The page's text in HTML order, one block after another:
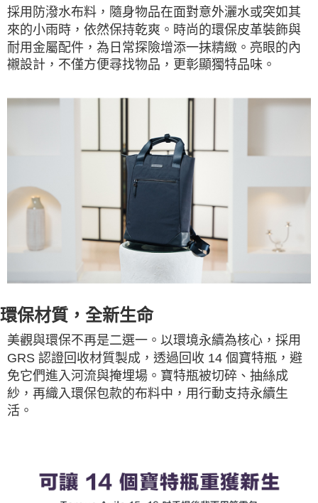
採用防潑水布料，隨身物品在面對意外灑水或突如其
來的小雨時，依然保持乾爽。時尚的環保皮革裝飾與
耐用金屬配件，為日常探險增添一抹精緻。亮眼的內
襯設計，不僅方便尋找物品，更彰顯獨特品味。
環保材質，全新生命
美觀與環保不再是二選一。以環境永續為核心，採用
GRS 認證回收材質製成，透過回收 14 個寶特瓶，避
免它們進入河流與掩埋場。寶特瓶被切碎、抽絲成
紗，再織入環保包款的布料中，用行動支持永續生
活。